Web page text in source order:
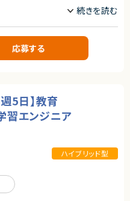
グ技術
、セグメンテーション
、社会的インパクトが大きいPJで
門性を磨けるうえ、
おり、
社の企業の DX 推進をサポート
ント 1000 社以上に研修を提供し
サポーター業務。講義はメイン
しております。
応募する
5日】教育
エンジニア
ハイブリッド型